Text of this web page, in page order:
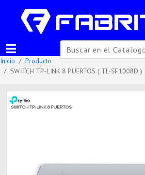
Inicio
Producto
SWITCH TP-LINK 8 PUERTOS ( TL-SF1008D